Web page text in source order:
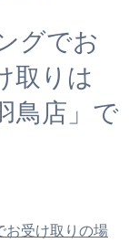
グでお
取りは
鳥店」で
お受け取りの場